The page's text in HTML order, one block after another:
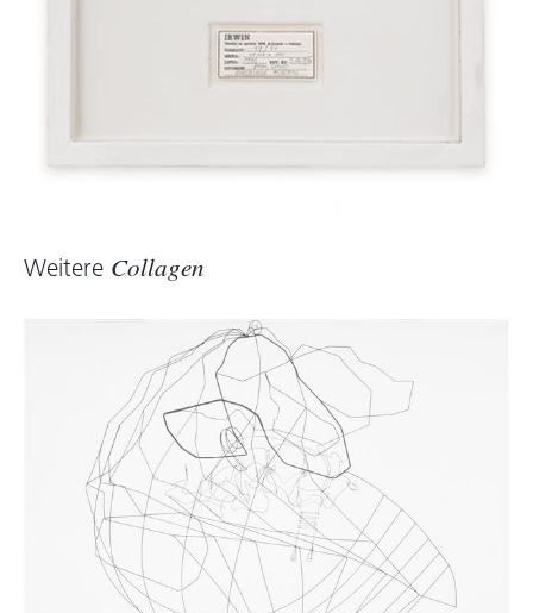
Weitere Collagen